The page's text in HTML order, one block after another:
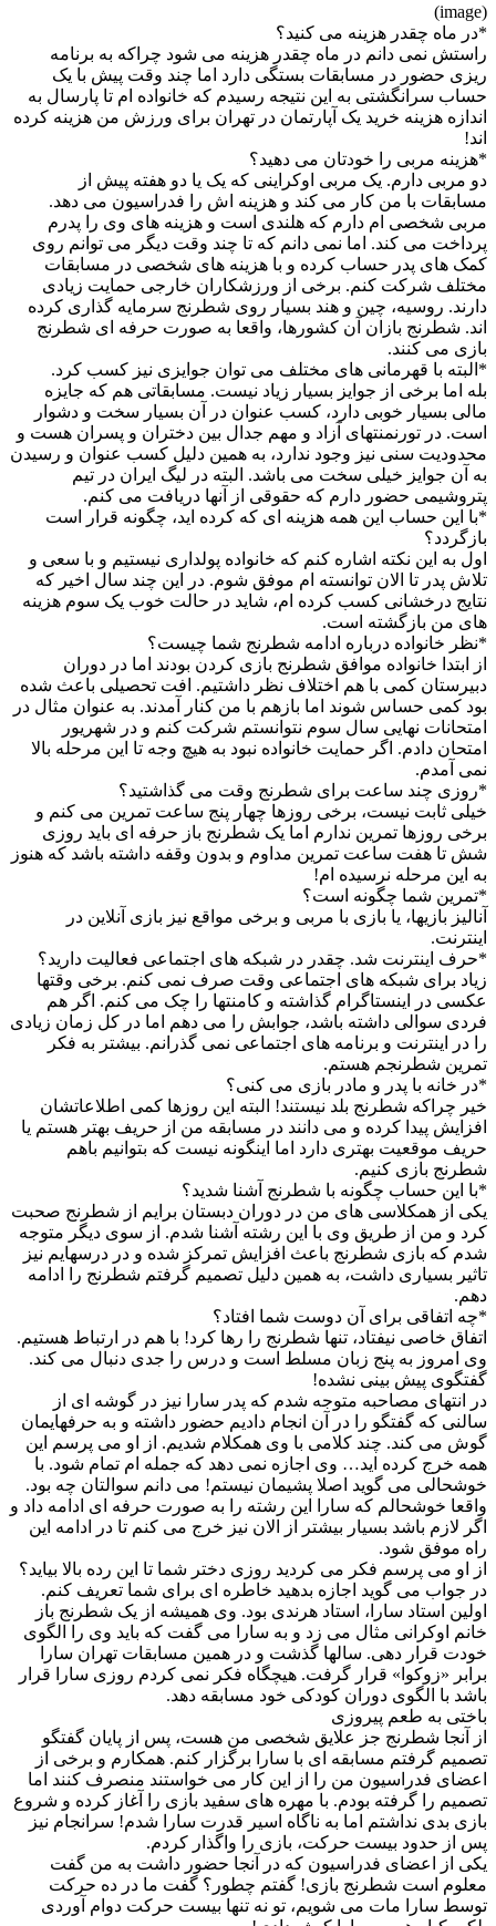
(image)
*در ماه چقدر هزینه می کنید؟
راستش نمی دانم در ماه چقدر هزینه می شود چراکه به برنامه
ریزی حضور در مسابقات بستگی دارد اما چند وقت پیش با یک
حساب سرانگشتی به این نتیجه رسیدم که خانواده ام تا پارسال به
اندازه هزینه خرید یک آپارتمان در تهران برای ورزش من هزینه کرده
اند!
*هزینه مربی را خودتان می دهید؟
دو مربی دارم. یک مربی اوکراینی که یک یا دو هفته پیش از
مسابقات با من کار می کند و هزینه اش را فدراسیون می دهد.
مربی شخصی ام دارم که هلندی است و هزینه های وی را پدرم
پرداخت می کند. اما نمی دانم که تا چند وقت دیگر می توانم روی
کمک های پدر حساب کرده و با هزینه های شخصی در مسابقات
مختلف شرکت کنم. برخی از ورزشکاران خارجی حمایت زیادی
دارند. روسیه، چین و هند بسیار روی شطرنج سرمایه گذاری کرده
اند. شطرنج بازان آن کشورها، واقعا به صورت حرفه ای شطرنج
بازی می کنند.
*البته با قهرمانی های مختلف می توان جوایزی نیز کسب کرد.
بله اما برخی از جوایز بسیار زیاد نیست. مسابقاتی هم که جایزه
مالی بسیار خوبی دارد، کسب عنوان در آن بسیار سخت و دشوار
است. در تورنمنتهای آزاد و مهم جدال بین دختران و پسران هست و
محدودیت سنی نیز وجود ندارد، به همین دلیل کسب عنوان و رسیدن
به آن جوایز خیلی سخت می باشد. البته در لیگ ایران در تیم
پتروشیمی حضور دارم که حقوقی از آنها دریافت می کنم.
*با این حساب این همه هزینه ای که کرده اید، چگونه قرار است
بازگردد؟
اول به این نکته اشاره کنم که خانواده پولداری نیستیم و با سعی و
تلاش پدر تا الان توانسته ام موفق شوم. در این چند سال اخیر که
نتایج درخشانی کسب کرده ام، شاید در حالت خوب یک سوم هزینه
های من بازگشته است.
*نظر خانواده درباره ادامه شطرنج شما چیست؟
از ابتدا خانواده موافق شطرنج بازی کردن بودند اما در دوران
دبیرستان کمی با هم اختلاف نظر داشتیم. افت تحصیلی باعث شده
بود کمی حساس شوند اما بازهم با من کنار آمدند. به عنوان مثال در
امتحانات نهایی سال سوم نتوانستم شرکت کنم و در شهریور
امتحان دادم. اگر حمایت خانواده نبود به هیچ وجه تا این مرحله بالا
نمی آمدم.
*روزی چند ساعت برای شطرنج وقت می گذاشتید؟
خیلی ثابت نیست، برخی روزها چهار پنج ساعت تمرین می کنم و
برخی روزها تمرین ندارم اما یک شطرنج باز حرفه ای باید روزی
شش تا هفت ساعت تمرین مداوم و بدون وقفه داشته باشد که هنوز
به این مرحله نرسیده ام!
*تمرین شما چگونه است؟
آنالیز بازیها، یا بازی با مربی و برخی مواقع نیز بازی آنلاین در
اینترنت.
*حرف اینترنت شد. چقدر در شبکه های اجتماعی فعالیت دارید؟
زیاد برای شبکه های اجتماعی وقت صرف نمی کنم. برخی وقتها
عکسی در اینستاگرام گذاشته و کامنتها را چک می کنم. اگر هم
فردی سوالی داشته باشد، جوابش را می دهم اما در کل زمان زیادی
را در اینترنت و برنامه های اجتماعی نمی گذرانم. بیشتر به فکر
تمرین شطرنجم هستم.
*در خانه با پدر و مادر بازی می کنی؟
خیر چراکه شطرنج بلد نیستند! البته این روزها کمی اطلاعاتشان
افزایش پیدا کرده و می دانند در مسابقه من از حریف بهتر هستم یا
حریف موقعیت بهتری دارد اما اینگونه نیست که بتوانیم باهم
شطرنج بازی کنیم.
*با این حساب چگونه با شطرنج آشنا شدید؟
یکی از همکلاسی های من در دوران دبستان برایم از شطرنج صحبت
کرد و من از طریق وی با این رشته آشنا شدم. از سوی دیگر متوجه
شدم که بازی شطرنج باعث افزایش تمرکز شده و در درسهایم نیز
تاثیر بسیاری داشت، به همین دلیل تصمیم گرفتم شطرنج را ادامه
دهم.
*چه اتفاقی برای آن دوست شما افتاد؟
اتفاق خاصی نیفتاد، تنها شطرنج را رها کرد! با هم در ارتباط هستیم.
وی امروز به پنج زبان مسلط است و درس را جدی دنبال می کند.
گفتگوی پیش بینی نشده!
در انتهای مصاحبه متوجه شدم که پدر سارا نیز در گوشه ای از
سالنی که گفتگو را در آن انجام دادیم حضور داشته و به حرفهایمان
گوش می کند. چند کلامی با وی همکلام شدیم. از او می پرسم این
همه خرج کرده اید… وی اجازه نمی دهد که جمله ام تمام شود. با
خوشحالی می گوید اصلا پشیمان نیستم! می دانم سوالتان چه بود.
واقعا خوشحالم که سارا این رشته را به صورت حرفه ای ادامه داد و
اگر لازم باشد بسیار بیشتر از الان نیز خرج می کنم تا در ادامه این
راه موفق شود.
از او می پرسم فکر می کردید روزی دختر شما تا این رده بالا بیاید؟
در جواب می گوید اجازه بدهید خاطره ای برای شما تعریف کنم.
اولین استاد سارا، استاد هرندی بود. وی همیشه از یک شطرنج باز
خانم اوکرانی مثال می زد و به سارا می گفت که باید وی را الگوی
خودت قرار دهی. سالها گذشت و در همین مسابقات تهران سارا
برابر «زوکوا» قرار گرفت. هیچگاه فکر نمی کردم روزی سارا قرار
باشد با الگوی دوران کودکی خود مسابقه دهد.
باختی به طعم پیروزی
از آنجا شطرنج جز علایق شخصی من هست، پس از پایان گفتگو
تصمیم گرفتم مسابقه ای با سارا برگزار کنم. همکارم و برخی از
اعضای فدراسیون من را از این کار می خواستند منصرف کنند اما
تصمیم را گرفته بودم. با مهره های سفید بازی را آغاز کرده و شروع
بازی بدی نداشتم اما به ناگاه اسیر قدرت سارا شدم! سرانجام نیز
پس از حدود بیست حرکت، بازی را واگذار کردم.
یکی از اعضای فدراسیون که در آنجا حضور داشت به من گفت
معلوم است شطرنج بازی! گفتم چطور؟ گفت ما در ده حرکت
توسط سارا مات می شویم، تو نه تنها بیست حرکت دوام آوردی